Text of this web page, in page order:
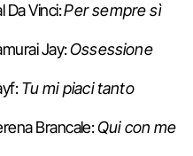
Da Vinci:Per sempre sì
Jay:Ossessione
Tu mi piaci tanto
Brancale:Qui con me